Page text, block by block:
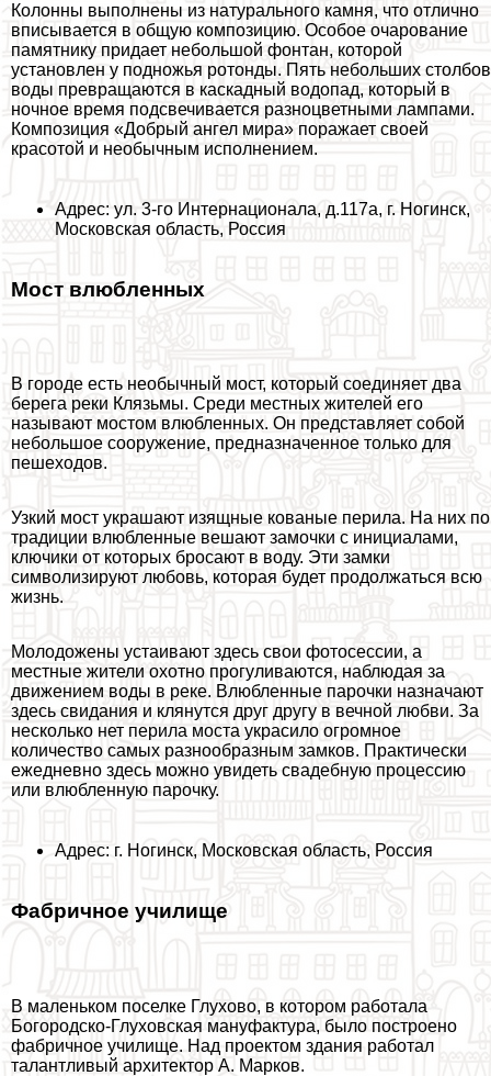
Колонны выполнены из натурального камня, что отлично
вписывается в общую композицию. Особое очарование
памятнику придает небольшой фонтан, которой
установлен у подножья ротонды. Пять небольших столбов
воды превращаются в каскадный водопад, который в
ночное время подсвечивается разноцветными лампами.
Композиция «Добрый ангел мира» поражает своей
красотой и необычным исполнением.
Адрес: ул. 3-го Интернационала, д.117а, г. Ногинск,
Московская область, Россия
Мост влюбленных
В городе есть необычный мост, который соединяет два
берега реки Клязьмы. Среди местных жителей его
называют мостом влюбленных. Он представляет собой
небольшое сооружение, предназначенное только для
пешеходов.
Узкий мост украшают изящные кованые перила. На них по
традиции влюбленные вешают замочки с инициалами,
ключики от которых бросают в воду. Эти замки
символизируют любовь, которая будет продолжаться всю
жизнь.
Молодожены устаивают здесь свои фотосессии, а
местные жители охотно прогуливаются, наблюдая за
движением воды в реке. Влюбленные парочки назначают
здесь свидания и клянутся друг другу в вечной любви. За
несколько нет перила моста украсило огромное
количество самых разнообразным замков. Пpaктически
ежедневно здесь можно увидеть свадебную процессию
или влюбленную парочку.
Адрес: г. Ногинск, Московская область, Россия
Фабричное училище
В маленьком поселке Глухово, в котором работала
Богородско-Глуховская мануфактура, было построено
фабричное училище. Над проектом здания работал
талантливый архитектор А. Марков.